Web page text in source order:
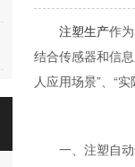
注塑生产作
结合传感器和信
人应用场景”、“
一、注塑自